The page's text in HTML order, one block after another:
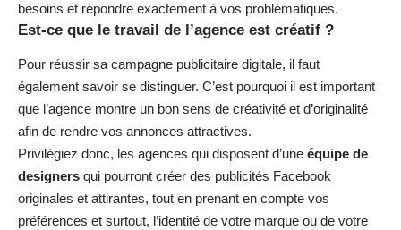
besoins et répondre exactement à vos problématiques.
Est-ce que le travail de l’agence est créatif ?
Pour réussir sa campagne publicitaire digitale, il faut
également savoir se distinguer. C’est pourquoi il est important
que l’agence montre un bon sens de créativité et d’originalité
afin de rendre vos annonces attractives.
Privilégiez donc, les agences qui disposent d’une équipe de
designers qui pourront créer des publicités Facebook
originales et attirantes, tout en prenant en compte vos
préférences et surtout, l’identité de votre marque ou de votre